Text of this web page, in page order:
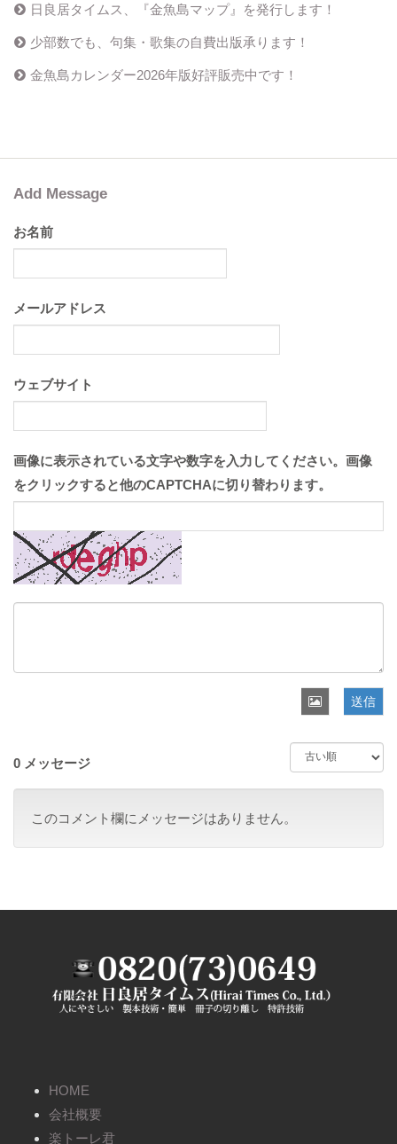
日良居タイムス、『金魚島マップ』を発行します！
少部数でも、句集・歌集の自費出版承ります！
金魚島カレンダー2026年版好評販売中です！
Add Message
お名前
メールアドレス
ウェブサイト
画像に表示されている文字や数字を入力してください。画像
をクリックすると他のCAPTCHAに切り替わります。
送信
0 メッセージ
このコメント欄にメッセージはありません。
HOME
会社概要
楽トーレ君